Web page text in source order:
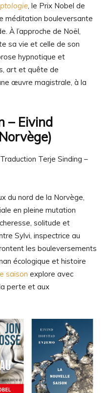
, le Prix Nobel de
méditation bouleversante
À l’approche de Noël,
sa vie et celle de son
hypnotique et
art et quête de
œuvre magistrale, à la
– Eivind
Terje Sinding –
du nord de la Norvège,
en pleine mutation
solitude et
Sylvi, inspectrice au
les bouleversements
écologique et histoire
saison explore avec
perte et aux